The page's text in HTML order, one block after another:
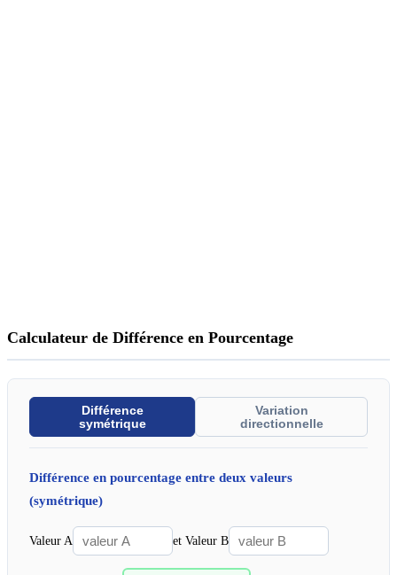
Calculateur de Différence en Pourcentage
Différence
symétrique
Variation
directionnelle
Différence en pourcentage entre deux valeurs
(symétrique)
Valeur A et Valeur B